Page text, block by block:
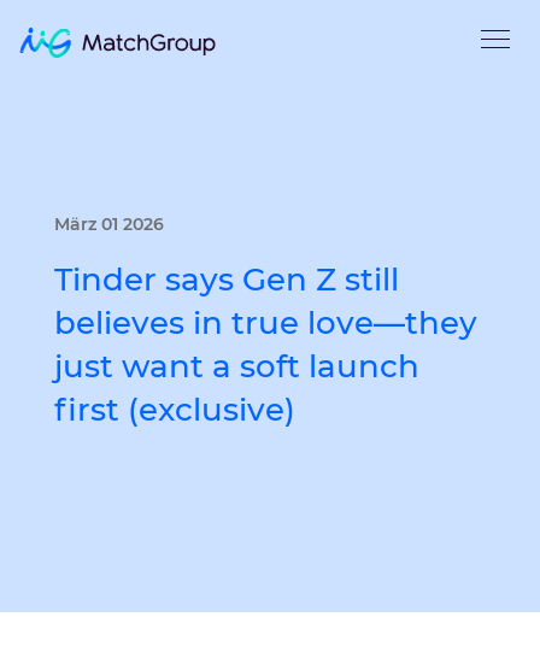
März 01 2026
Tinder says Gen Z still
believes in true love—they
just want a soft launch
first (exclusive)